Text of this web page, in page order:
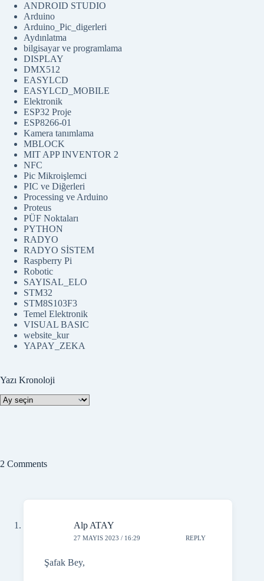
ANDROID STUDIO
Arduino
Arduino_Pic_digerleri
Aydınlatma
bilgisayar ve programlama
DISPLAY
DMX512
EASYLCD
EASYLCD_MOBILE
Elektronik
ESP32 Proje
ESP8266-01
Kamera tanımlama
MBLOCK
MIT APP INVENTOR 2
NFC
Pic Mikroişlemci
PIC ve Diğerleri
Processing ve Arduino
Proteus
PÜF Noktaları
PYTHON
RADYO
RADYO SİSTEM
Raspberry Pi
Robotic
SAYISAL_ELO
STM32
STM8S103F3
Temel Elektronik
VISUAL BASIC
website_kur
YAPAY_ZEKA
Yazı Kronoloji
Yazı
Kronoloji
2 Comments
Alp ATAY
27 MAYIS 2023 / 16:29 REPLY
Şafak Bey,